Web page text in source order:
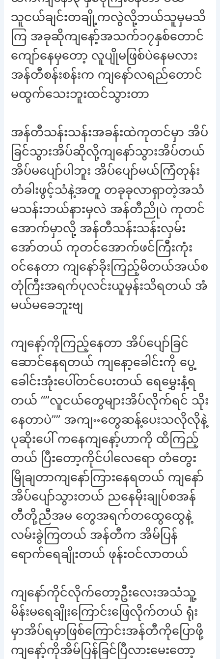
သူငယ်ချင်းတချို့ကလွဲလို့ဘယ်သူမှမသိ
ကြ အခုဆိုကျနော့်အသက်၁၇နှစ်တောင်
ကျော်နေမှတော့ လူပျိုမဖြစ်ပဲနေမလား
အန်တီစန်းစန်းက ကျနော်လရည်တောင်
မထွက်သေးဘူးထင်သွားတာ
အန်တီသန်းသန်းအခန်းထဲကုတင်မှာ အိပ်
ခြင်သွားအိပ်ဆိုလို့ကျနော်သွားအိပ်တယ်
အိပ်မပျော်ပါဘူး အိပ်ပျော်မယ်ကြံတုန်း
တံခါးဖွင့်သံနဲ့အတူ တခုခုလာရှာတဲ့အသံ
မသန်းဘယ်နားမှလဲ အန်တီညိုပဲ ကုတင်
အောက်မှာလို့ အန်တီသန်းသန်းလှမ်း
အော်တယ် ကုတင်အောက်ဖင်ကြီးကုံး
ဝင်နေတာ ကျနော်ခိုးကြည့်မိတယ်အယ်စ
တုံကြီးအရက်ပုလင်းယူမှန်းသိရတယ် အံ
မယ်မခေဘူးဗျ
ကျနော့်ကိုကြည့်နေတာ အိပ်ပျော်ခြင်
ဆောင်နေရတယ် ကျနော့ခေါင်းကို ပွေ့
ခေါင်းအုံးပေါ်တင်ပေးတယ် ရေမွှေးနံ့ရ
တယ် “”လူငယ်တွေများအိပ်လိုက်ရင် သိုး
နေတာပဲ”” အကျႌတွေဆန့်ပေးသလိုလိုနဲ့
ပုဆိုးပေါ် ကနေကျနော့်ဟာကို ထိကြည့်
တယ် ပြီးတော့ကိုင်ပါလေရော တံတွေး
မြိုချတာကျနော်ကြားနေရတယ် ကျနော်
အိပ်ပျော်သွားတယ် ညနေမိုးချုပ်စအန်
တီတို့ညီအမ တွေအရက်တထွေထွေနဲ့
လမ်းခွဲကြတယ် အန်တီက အိမ်ပြန်
ရောက်ရေချိုးတယ် ဖုန်းဝင်လာတယ်
ကျနော်ကိုင်လိုက်တော့ဦးလေးအသံသူ့
မိန်းမရေချိုးကြောင်းဖြေလိုက်တယ် ရုံး
မှာအိပ်ရမှာဖြစ်ကြောင်းအန်တီကိုပြောဖို့
ကျနော့်ကိုအိမ်ပြန်ခြင်ပြီလားမေးတော့